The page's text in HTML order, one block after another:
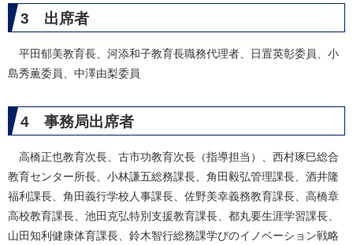
3 出席者
平田郁美教育長、河添和子教育長職務代理者、日置英彰委員、小
島秀薫委員、中澤由梨委員
4 事務局出席者
高橋正也教育次長、古市功教育次長（指導担当）、西村琢巳総合
教育センター所長、小林謙五総務課長、角田毅弘管理課長、酒井隆
福利課長、角田義行学校人事課長、佐野美幸義務教育課長、高橋章
高校教育課長、池田克弘特別支援教育課長、都丸要生涯学習課長、
山田知利健康体育課長、鈴木智行総務課学びのイノベーション戦略